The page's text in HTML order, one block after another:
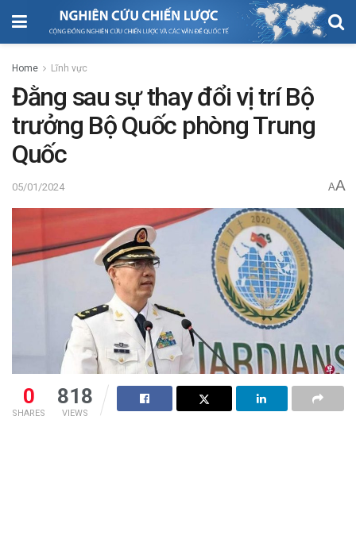
Home Lĩnh vực
Đằng sau sự thay đổi vị trí Bộ
trưởng Bộ Quốc phòng Trung
Quốc
05/01/2024 AA
0
SHARES
818
VIEWS